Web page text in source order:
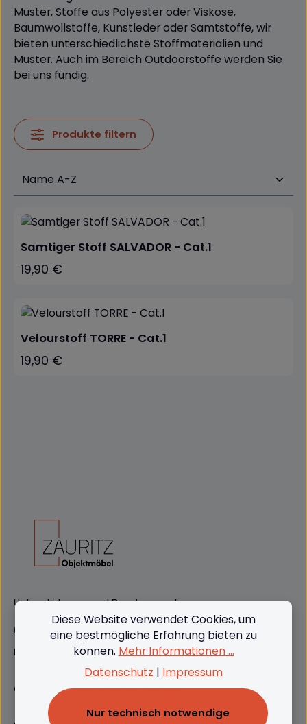
Muster, Stoffe aus Polyester oder Viskose,
Baumwollstoffe, Kunstleder oder Samtstoffe, wir
bieten unterschiedlichste Stoffmaterialien und
Muster. Auch im Bereich Outdoorstoffe werden Sie
bei uns fündig.
Produkte filtern
Samtiger Stoff SALVADOR - Cat.1
Regulärer Preis:
19,90 €
Velourstoff TORRE - Cat.1
Regulärer Preis:
19,90 €
Unterstützung und Beratung unter:
(+49) 09562 3811380
Mo-Do: 08:00 - 16:00, Fr: 8:00 - 13:00
Oder über unserKontaktformular.
Diese Website verwendet Cookies, um
eine bestmögliche Erfahrung bieten zu
können. Mehr Informationen ...
Datenschutz | Impressum
Nur technisch notwendige